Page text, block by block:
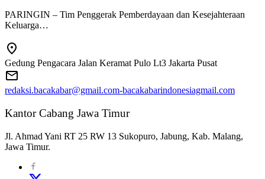
PARINGIN – Tim Penggerak Pemberdayaan dan Kesejahteraan
Keluarga…
Gedung Pengacara Jalan Keramat Pulo Lt3 Jakarta Pusat
redaksi.bacakabar@gmail.com-bacakabarindonesiagmail.com
Kantor Cabang Jawa Timur
Jl. Ahmad Yani RT 25 RW 13 Sukopuro, Jabung, Kab. Malang,
Jawa Timur.